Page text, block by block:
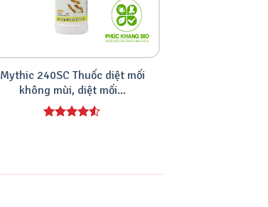
Mythic 240SC Thuốc diệt mối
không mùi, diệt mối...